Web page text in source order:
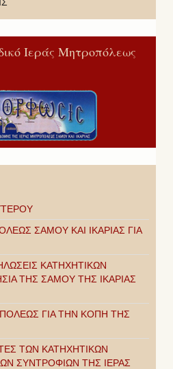
Ιεράς Μητροπόλεως
ΣΑΜΟΥ ΚΑΙ ΙΚΑΡΙΑΣ ΓΙΑ
ΚΑΤΗΧΗΤΙΚΩΝ
ΤΗΣ ΣΑΜΟΥ ΤΗΣ ΙΚΑΡΙΑΣ
ΓΙΑ ΤΗΝ ΚΟΠΗ ΤΗΣ
ΤΩΝ ΚΑΤΗΧΗΤΙΚΩΝ
ΣΥΝΤΡΟΦΙΩΝ ΤΗΣ ΙΕΡΑΣ